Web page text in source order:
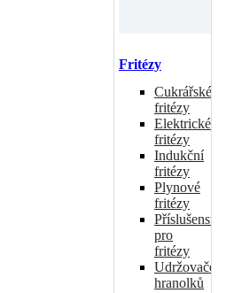
Fritézy
Cukrářské
fritézy
Elektrické
fritézy
Indukční
fritézy
Plynové
fritézy
Příslušenství
pro
fritézy
Udržovače
hranolků